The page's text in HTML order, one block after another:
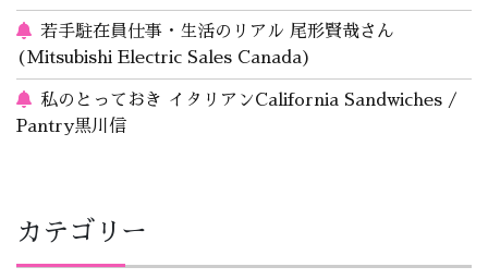
若手駐在員仕事・生活のリアル 尾形賢哉さん
(Mitsubishi Electric Sales Canada)
私のとっておき イタリアンCalifornia Sandwiches /
Pantry黒川信
カテゴリー